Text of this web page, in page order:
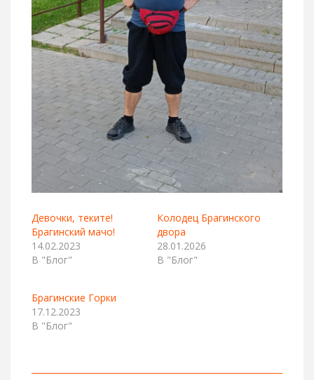
Девочки, теките!
Брагинский мачо!
14.02.2023
В "Блог"
Колодец Брагинского
двора
28.01.2026
В "Блог"
Брагинские Горки
17.12.2023
В "Блог"